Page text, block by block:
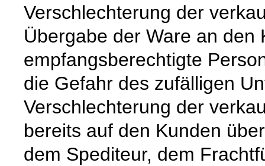
Verschlechterung der
Übergabe der Ware an den
empfangsberechtigte
die Gefahr des zufälligen
Verschlechterung der
bereits auf den Kunden
dem Spediteur, dem